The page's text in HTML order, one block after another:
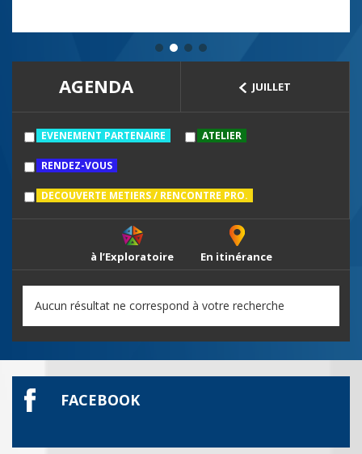
AGENDA JUILLET
EVENEMENT PARTENAIRE ATELIER
RENDEZ-VOUS
DECOUVERTE METIERS / RENCONTRE PRO.
à l’Exploratoire En itinérance
Aucun résultat ne correspond à votre recherche
FACEBOOK